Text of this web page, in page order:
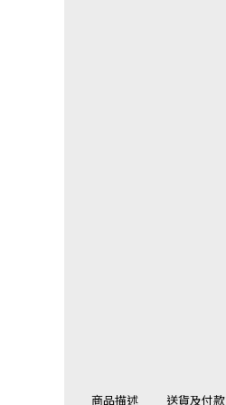
商品描述 送貨及付